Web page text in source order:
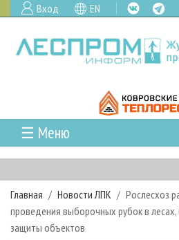
Вход EN
☰ Меню
ГЛАВНАЯ
РУБРИКИ И ТЕМЫ
РУБРИКИ ЖУРНАЛА
ЛЕСНОЕ ХОЗЯЙСТВО
НОВОСТИ
КАЛЕНДАРЬ СОБЫТИЙ
ПРОЕКТЫ ЛПИ
Главная Новости ЛПК
Рослесхоз
проведения выборочных рубок в
защиты объектов